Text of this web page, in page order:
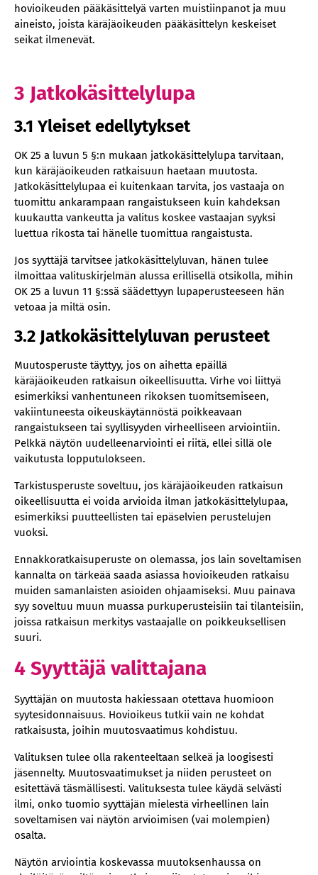
hovioikeuden pääkäsittelyä varten muistiinpanot ja muu
aineisto, joista käräjäoikeuden pääkäsittelyn keskeiset
seikat ilmenevät.
3 Jatkokäsittelylupa
3.1 Yleiset edellytykset
OK 25 a luvun 5 §:n mukaan jatkokäsittelylupa tarvitaan,
kun käräjäoikeuden ratkaisuun haetaan muutosta.
Jatkokäsittelylupaa ei kuitenkaan tarvita, jos vastaaja on
tuomittu ankarampaan rangaistukseen kuin kahdeksan
kuukautta vankeutta ja valitus koskee vastaajan syyksi
luettua rikosta tai hänelle tuomittua rangaistusta.
Jos syyttäjä tarvitsee jatkokäsittelyluvan, hänen tulee
ilmoittaa valituskirjelmän alussa erillisellä otsikolla, mihin
OK 25 a luvun 11 §:ssä säädettyyn lupaperusteeseen hän
vetoaa ja miltä osin.
3.2 Jatkokäsittelyluvan perusteet
Muutosperuste täyttyy, jos on aihetta epäillä
käräjäoikeuden ratkaisun oikeellisuutta. Virhe voi liittyä
esimerkiksi vanhentuneen rikoksen tuomitsemiseen,
vakiintuneesta oikeuskäytännöstä poikkeavaan
rangaistukseen tai syyllisyyden virheelliseen arviointiin.
Pelkkä näytön uudelleenarviointi ei riitä, ellei sillä ole
vaikutusta lopputulokseen.
Tarkistusperuste soveltuu, jos käräjäoikeuden ratkaisun
oikeellisuutta ei voida arvioida ilman jatkokäsittelylupaa,
esimerkiksi puutteellisten tai epäselvien perustelujen
vuoksi.
Ennakkoratkaisuperuste on olemassa, jos lain soveltamisen
kannalta on tärkeää saada asiassa hovioikeuden ratkaisu
muiden samanlaisten asioiden ohjaamiseksi. Muu painava
syy soveltuu muun muassa purkuperusteisiin tai tilanteisiin,
joissa ratkaisun merkitys vastaajalle on poikkeuksellisen
suuri.
4 Syyttäjä valittajana
Syyttäjän on muutosta hakiessaan otettava huomioon
syytesidonnaisuus. Hovioikeus tutkii vain ne kohdat
ratkaisusta, joihin muutosvaatimus kohdistuu.
Valituksen tulee olla rakenteeltaan selkeä ja loogisesti
jäsennelty. Muutosvaatimukset ja niiden perusteet on
esitettävä täsmällisesti. Valituksesta tulee käydä selvästi
ilmi, onko tuomio syyttäjän mielestä virheellinen lain
soveltamisen vai näytön arvioimisen (vai molempien)
osalta.
Näytön arviointia koskevassa muutoksenhaussa on